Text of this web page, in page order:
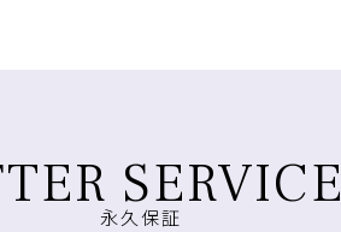
SERVICE
永久保証